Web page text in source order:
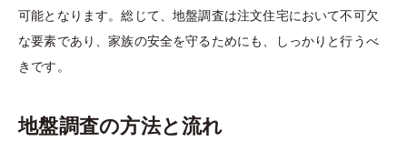
可能となります。総じて、地盤調査は注文住宅において不可欠
な要素であり、家族の安全を守るためにも、しっかりと行うべ
きです。
地盤調査の方法と流れ